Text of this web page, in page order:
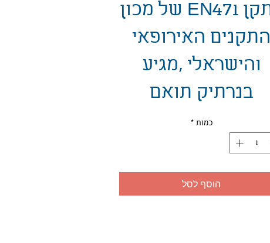
בתקן EN471 של מכון
התקנים האירופאי
והישראלי ,מגיע
בנרתיק תואם
כמות *
הוסף לסל